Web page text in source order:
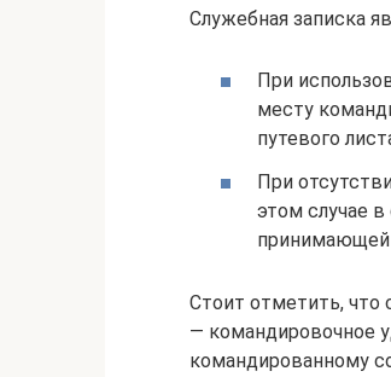
Служебная записка
При
месту
путевого
При
этом случае
принимающей
Стоит отметить, что
— командировочное
командированному